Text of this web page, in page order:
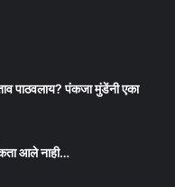
पाठवलाय? पंकजा मुंडेंनी एका
आले नाही…